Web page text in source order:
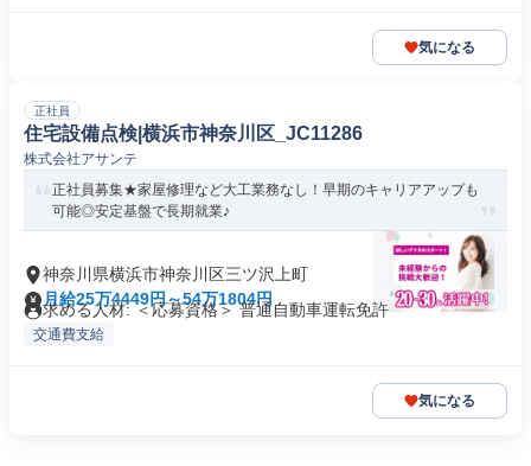
気になる
正社員
住宅設備点検|横浜市神奈川区_JC11286
株式会社アサンテ
正社員募集★家屋修理など大工業務なし！早期のキャリアアップも
可能◎安定基盤で長期就業♪
神奈川県横浜市神奈川区三ツ沢上町
月給25万4449円～54万1804円
求める人材: ＜応募資格＞ 普通自動車運転免許
交通費支給
気になる